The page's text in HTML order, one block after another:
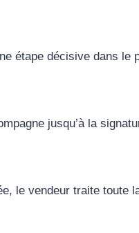
étape décisive dans le
jusqu’à la
le vendeur traite toute